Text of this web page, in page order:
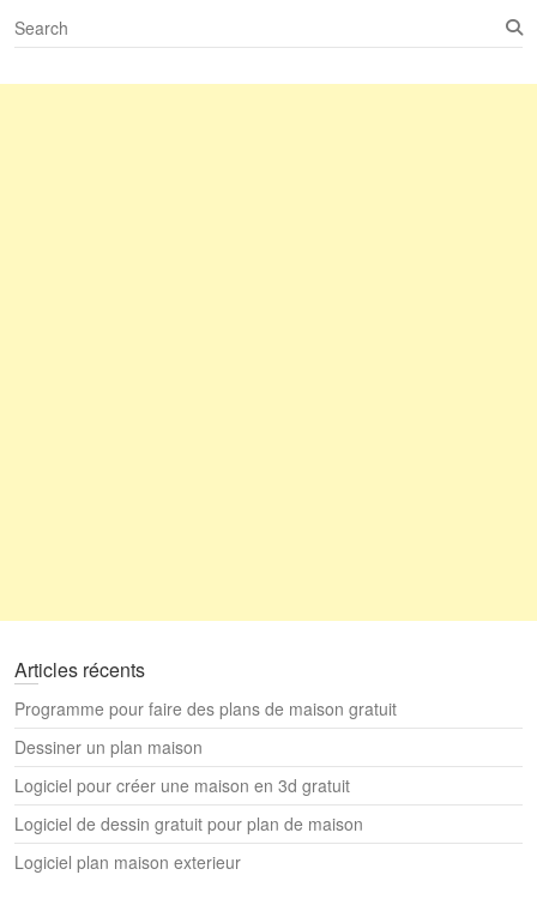
S
e
Articles récents
Programme pour faire des plans de maison gratuit
Dessiner un plan maison
Logiciel pour créer une maison en 3d gratuit
Logiciel de dessin gratuit pour plan de maison
Logiciel plan maison exterieur